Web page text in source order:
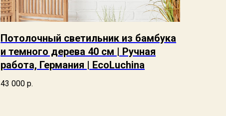
Потолочный светильник из бамбука
и темного дерева 40 см | Ручная
работа, Германия | EcoLuchina
43 000 р.